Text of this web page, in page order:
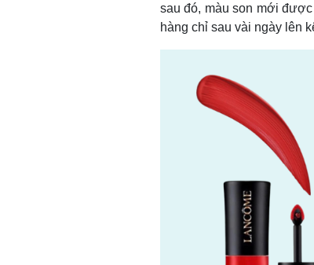
sau đó, màu son mới
hàng chỉ sau vài ngày lên